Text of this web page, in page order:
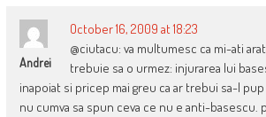
Andrei
October 16, 2009 at 18:23
@ciutacu: va multumesc ca mi-ati
trebuie sa o urmez: injurarea lui
inapoiat si pricep mai greu ca ar trebui sa-l
nu cumva sa spun ceva ce nu e anti-basescu.